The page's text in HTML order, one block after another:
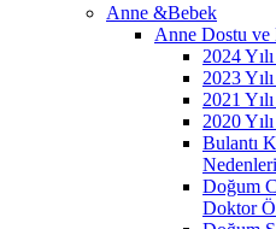
Anne &Bebek
Anne Dostu ve
2024
2023
2021
2020
Bulantı
Nedenleri
Doğum
Doktor